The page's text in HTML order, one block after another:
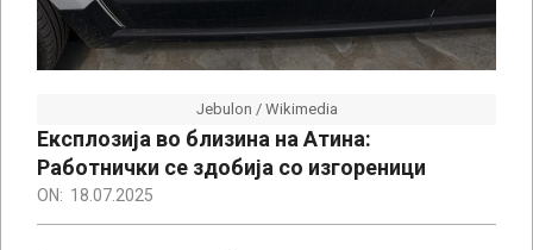
Jebulon / Wikimedia
Експлозија во близина на Атина:
Работнички се здобија со изгореници
ON: 18.07.2025